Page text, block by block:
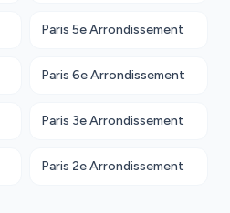
Paris 5e Arrondissement
Paris 6e Arrondissement
Paris 3e Arrondissement
Paris 2e Arrondissement